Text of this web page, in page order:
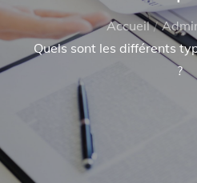
Accueil
Quels sont les différents
?